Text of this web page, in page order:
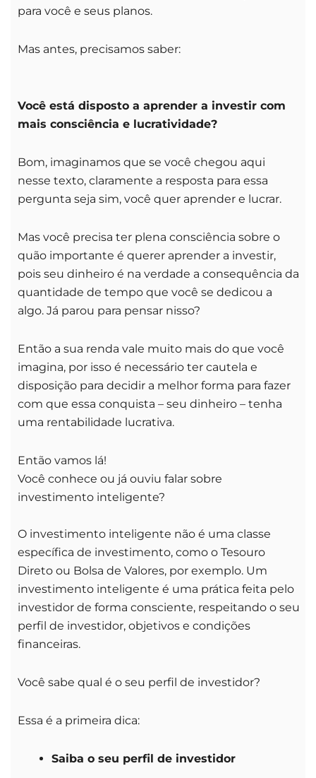
para você e seus planos.
Mas antes, precisamos saber:
Você está disposto a aprender a investir com
mais consciência e lucratividade?
Bom, imaginamos que se você chegou aqui
nesse texto, claramente a resposta para essa
pergunta seja sim, você quer aprender e lucrar.
Mas você precisa ter plena consciência sobre o
quão importante é querer aprender a investir,
pois seu dinheiro é na verdade a consequência da
quantidade de tempo que você se dedicou a
algo. Já parou para pensar nisso?
Então a sua renda vale muito mais do que você
imagina, por isso é necessário ter cautela e
disposição para decidir a melhor forma para fazer
com que essa conquista – seu dinheiro – tenha
uma rentabilidade lucrativa.
Então vamos lá!
Você conhece ou já ouviu falar sobre
investimento inteligente?
O investimento inteligente não é uma classe
específica de investimento, como o Tesouro
Direto ou Bolsa de Valores, por exemplo. Um
investimento inteligente é uma prática feita pelo
investidor de forma consciente, respeitando o seu
perfil de investidor, objetivos e condições
financeiras.
Você sabe qual é o seu perfil de investidor?
Essa é a primeira dica:
Saiba o seu perfil de investidor